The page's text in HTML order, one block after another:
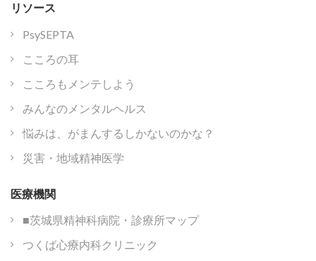
リソース
PsySEPTA
こころの耳
こころもメンテしよう
みんなのメンタルヘルス
悩みは、がまんするしかないのかな？
災害・地域精神医学
医療機関
■茨城県精神科病院・診療所マップ
つくば心療内科クリニック